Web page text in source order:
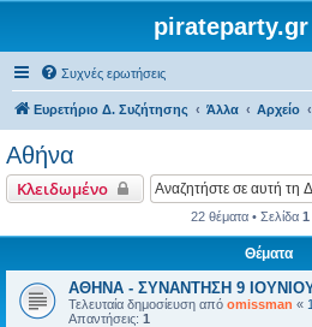
Συχνές ερωτήσεις
Ευρετήριο Δ. Συζήτησης Άλλα Αρχείο
Αθήνα
Κλειδωμένο
22 θέματα • Σελίδα 1
Θέματα
ΑΘΗΝΑ - ΣΥΝΑΝΤΗΣΗ 9
Τελευταία δημοσίευση από omissman «
Απαντήσεις: 1